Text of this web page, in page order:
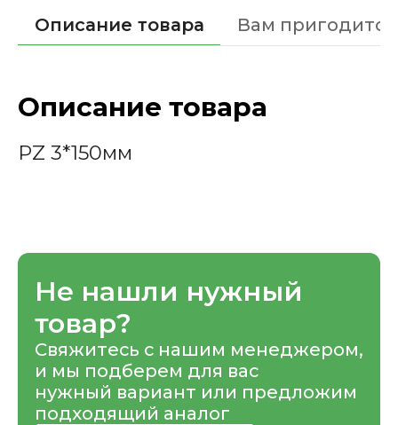
Описание товара Вам пригодится
Описание товара
PZ 3*150мм
Не нашли нужный
товар?
Свяжитесь с нашим менеджером,
и мы подберем для вас
нужный вариант или предложим
подходящий аналог